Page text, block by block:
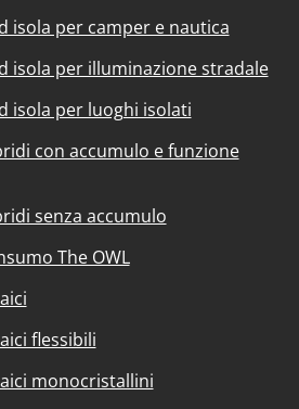
isola per camper e nautica
isola per illuminazione stradale
isola per luoghi isolati
con accumulo e funzione
senza accumulo
The OWL
flessibili
monocristallini